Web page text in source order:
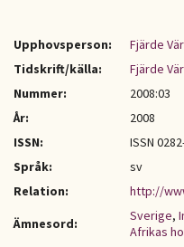
Upphovsperson:
Fjärde
Tidskrift/källa:
Fjärde
Nummer:
2008:03
År:
2008
ISSN:
ISSN
Språk:
sv
Relation:
http://
Ämnesord:
Sverige,
Afrikas